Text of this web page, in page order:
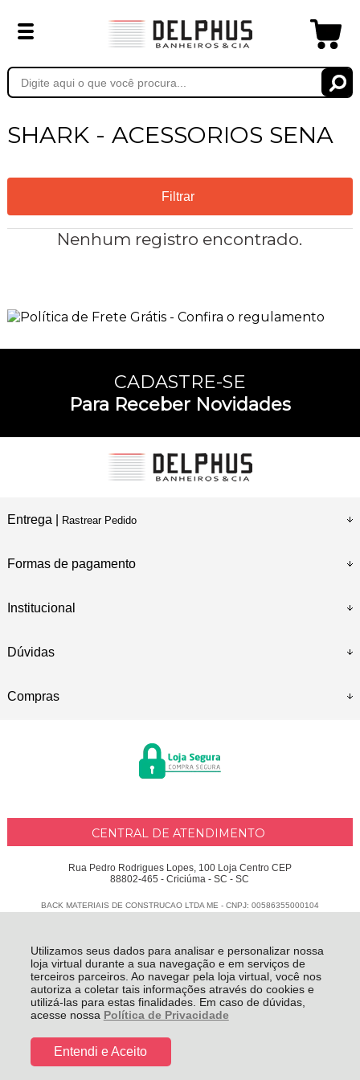
Utilizamos seus dados para analisar e personalizar nossa
loja virtual durante a sua navegação e em serviços de
terceiros parceiros. Ao navegar pela loja virtual, você nos
autoriza a coletar tais informações através do cookies e
utilizá-las para estas finalidades. Em caso de dúvidas,
acesse nossa Política de Privacidade
Entendi e Aceito
SHARK - ACESSORIOS SENA
Filtrar
Nenhum registro encontrado.
CADASTRE-SE
Para Receber Novidades
Entrega | Rastrear Pedido
Formas de pagamento
Institucional
Dúvidas
Compras
CENTRAL DE ATENDIMENTO
Rua Pedro Rodrigues Lopes, 100 Loja Centro CEP
88802-465 - Criciúma - SC - SC
BACK MATERIAIS DE CONSTRUCAO LTDA ME - CNPJ: 00586355000104